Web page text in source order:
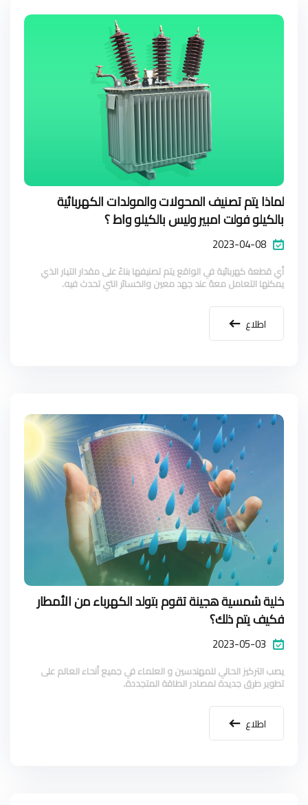
لماذا يتم تصنيف المحولات والمولدات الكهربائية
بالكيلو فولت امبير وليس بالكيلو واط ؟
2023-04-08
أي قطعة كهربائية في الواقع يتم تصنيفها بناءً على مقدار التيار الذي
يمكنها التعامل معهُ عند جهد معين والخسائر التي تحدث فيه.
اطلاع
خلية شمسية هجينة تقوم بتولد الكهرباء من الأمطار
فكيف يتم ذلك؟
2023-05-03
يصب التركيز الحالي للمهندسين و العلماء في جميع أنحاء العالم على
تطوير طرق جديدة لمصادر الطاقة المتجددة.
اطلاع